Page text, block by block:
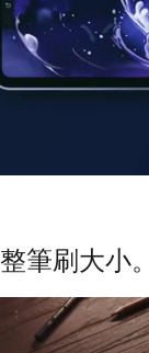
筆刷大小